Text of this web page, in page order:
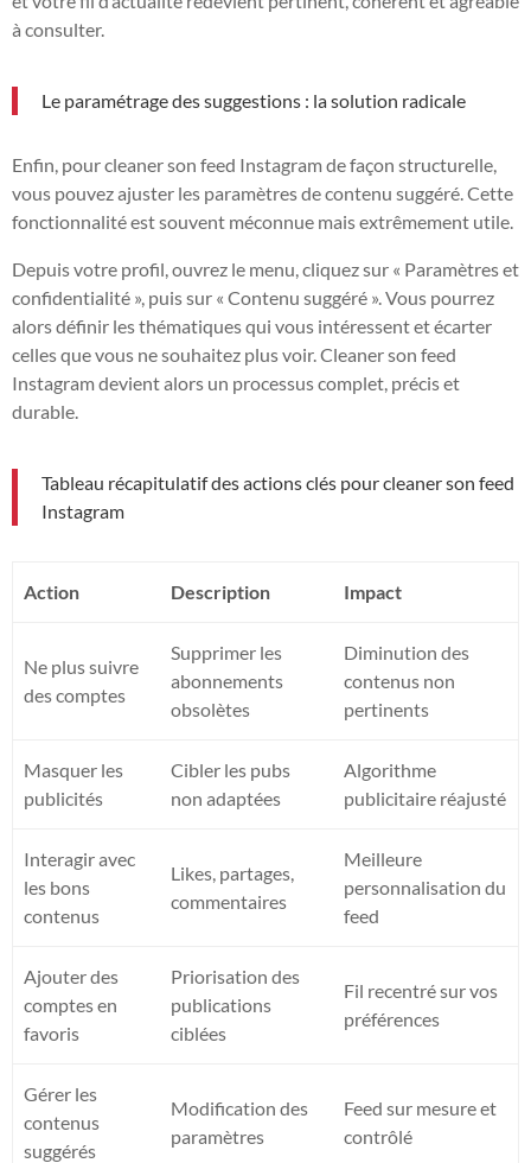
à consulter.
Le paramétrage des suggestions : la solution radicale
Enfin, pour cleaner son feed Instagram de façon structurelle,
vous pouvez ajuster les paramètres de contenu suggéré. Cette
fonctionnalité est souvent méconnue mais extrêmement utile.
Depuis votre profil, ouvrez le menu, cliquez sur « Paramètres et
confidentialité », puis sur « Contenu suggéré ». Vous pourrez
alors définir les thématiques qui vous intéressent et écarter
celles que vous ne souhaitez plus voir. Cleaner son feed
Instagram devient alors un processus complet, précis et
durable.
Tableau récapitulatif des actions clés pour cleaner son feed
Instagram
Action Description Impact
Ne plus suivre
des comptes
Supprimer les
abonnements
obsolètes
Diminution des
contenus non
pertinents
Masquer les
publicités
Cibler les pubs
non adaptées
Algorithme
publicitaire réajusté
Interagir avec
les bons
contenus
Likes, partages,
commentaires
Meilleure
personnalisation du
feed
Ajouter des
comptes en
favoris
Priorisation des
publications
ciblées
Fil recentré sur vos
préférences
Gérer les
contenus
suggérés
Modification des
paramètres
Feed sur mesure et
contrôlé